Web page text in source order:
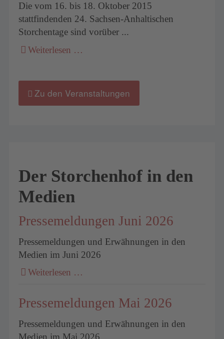
Die vom 16. bis 18. Oktober 2015
stattfindenden 24. Sachsen-Anhaltischen
Storchentage sind vorüber ...
Weiterlesen …
Zu den Veranstaltungen
Der Storchenhof in den
Medien
Pressemeldungen Juni 2026
Pressemeldungen und Erwähnungen in den
Medien im Juni 2026
Weiterlesen …
Pressemeldungen Mai 2026
Pressemeldungen und Erwähnungen in den
Medien im Mai 2026